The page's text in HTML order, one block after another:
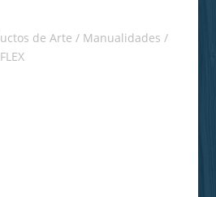
de Arte / Manualidades /